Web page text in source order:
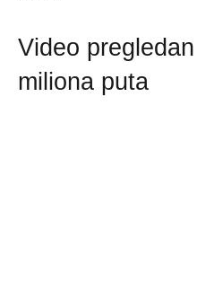
Video
miliona puta